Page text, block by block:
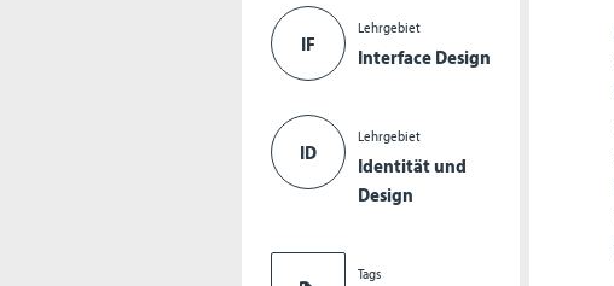
IF
Lehrgebiet
Interface Design
ID
Lehrgebiet
Identität und
Design
Tags